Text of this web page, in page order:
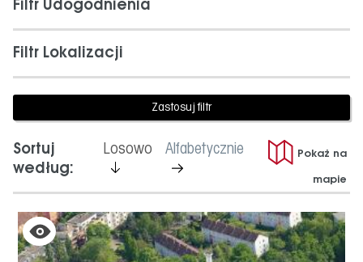
Filtr Udogodnienia
Filtr Lokalizacji
Sortuj
według:
Losowo jest
aktywny
Alfabetycznie
nie
Pokaż na
mapie